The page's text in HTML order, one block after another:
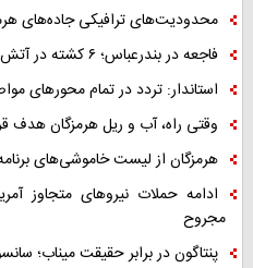
محدودیت‌های ترافیکی جاده‌های
فاجعه در بندرعباس؛ ۶ کشته در آتش‌سوزی منزل مسکونی
استاندار: تردد در تمام محورهای
وقتی راه، آب و ریل هرمزگان هدف
هرمزگان از لیست خاموشی‌های
مجروح
پنتاگون در برابر حقیقت میناب؛